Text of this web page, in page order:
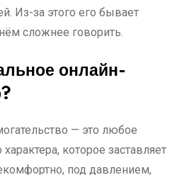
Из-за этого его бывает
сложнее говорить.
онлайн-
— это любое
которое заставляет
под давлением,